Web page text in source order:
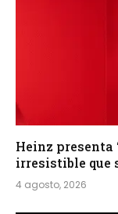
Heinz presenta
irresistible que
4 agosto, 2026